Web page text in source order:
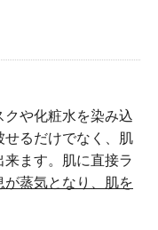
や化粧水を染み込
せるだけでなく、肌
ます。肌に直接ラ
が蒸気となり、肌を